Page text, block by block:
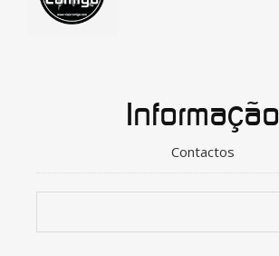
Informação
Contactos